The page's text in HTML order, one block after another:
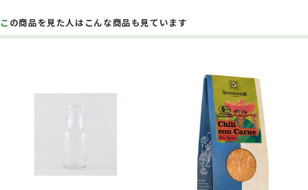
この商品を見た人はこんな商品も見ています